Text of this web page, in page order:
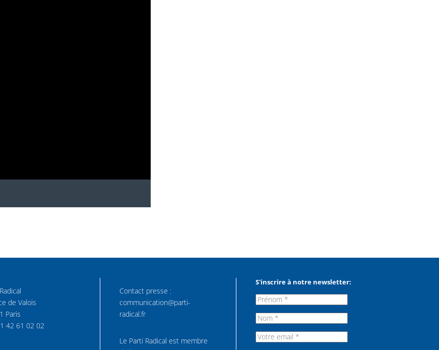
de Valois
Paris
42 61 02 02
Contact presse :
communication@parti-
radical.fr
Le Parti Radical est membre
S'inscrire à notre newsletter: